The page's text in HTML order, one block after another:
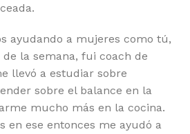
ayudando a mujeres como tú,
la semana, fui coach de
llevó a estudiar sobre
sobre el balance en la
mucho más en la cocina.
en ese entonces me ayudó a